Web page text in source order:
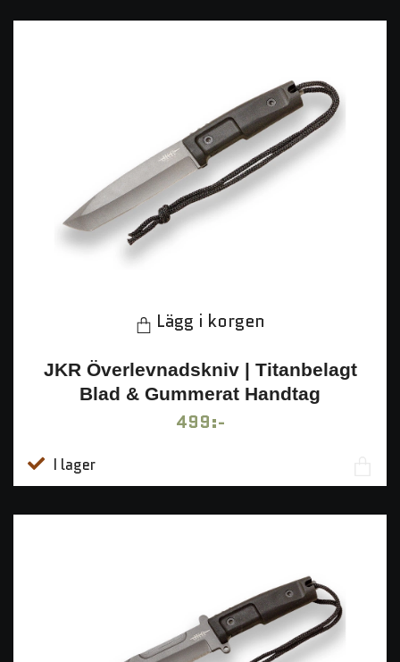
Lägg i korgen
JKR Överlevnadskniv | Titanbelagt
Blad & Gummerat Handtag
499:-
I lager